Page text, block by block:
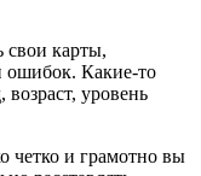
свои карты,
ошибок. Какие-то
уровень
четко и грамотно вы